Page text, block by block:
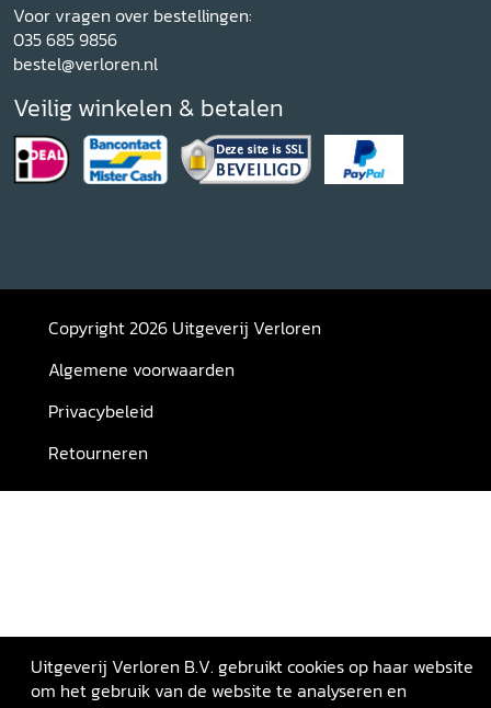
Voor vragen over bestellingen:
035 685 9856
bestel@verloren.nl
Veilig winkelen & betalen
Copyright 2026 Uitgeverij Verloren
Algemene voorwaarden
Privacybeleid
Retourneren
Uitgeverij Verloren B.V. gebruikt cookies op haar website
om het gebruik van de website te analyseren en